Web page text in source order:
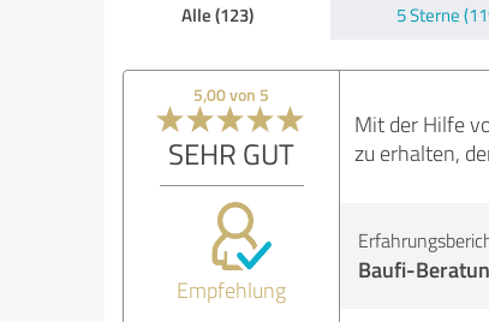
Alle (123) 5 Sterne
5,00 von 5
SEHR GUT
Empfehlung
Mit der Hilfe
zu erhalten,
Baufi-